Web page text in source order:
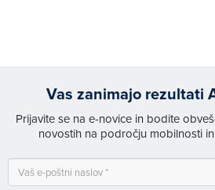
Vas zanimajo rezultati
Prijavite se na e-novice in bodite
novostih na področju mobilnosti